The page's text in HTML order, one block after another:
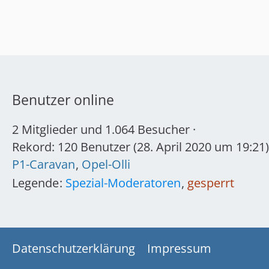
Benutzer online
2 Mitglieder und 1.064 Besucher
Rekord: 120 Benutzer (28. April 2020 um 19:21)
P1-Caravan Opel-Olli
Legende Spezial-Moderatoren gesperrt
Datenschutzerklärung Impressum